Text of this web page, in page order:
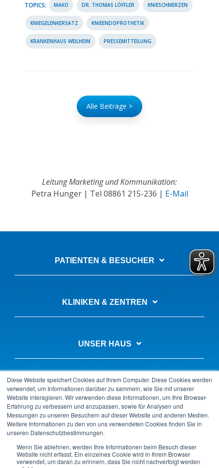
Diese Website speichert Cookies auf Ihrem Computer. Diese Cookies werden
verwendet, um Informationen darüber zu sammeln, wie Sie mit unserer
Website interagieren. Wir verwenden diese Informationen, um Ihre Browser-
Erfahrung zu verbessern und anzupassen, sowie für Analysen und
Messungen zu unseren Besuchern auf dieser Website und anderen Medien.
Weitere Informationen zu den von uns verwendeten Cookies finden Sie in
unseren Datenschutzbestimmungen.
Wenn Sie ablehnen, werden Ihre Informationen beim Besuch dieser
Website nicht erfasst. Ein einzelnes Cookie wird in Ihrem Browser
verwendet, um daran zu erinnern, dass Sie nicht nachverfolgt werden
TOPICS: MAKO DR. THOMAS LÖFFLER KNIESCHMERZEN
KNIEGELENKERSATZ KNIEENDOPROTHETIK
KRANKENHAUS WEILHEIM PRESSEMITTEILUNG
Alle Beiträge >
Leitung Marketing und Kommunikation:
Petra Hunger | Tel 08861 215-236 | E-Mail
PATIENTEN & BESUCHER
KLINIKEN & ZENTREN
UNSER HAUS
AUSBILDUNG & KARRIERE
Impressum
Kontakt & Anfahrt
Barrierefreiheitserklärung